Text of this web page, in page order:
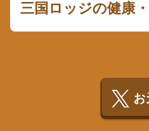
三国ロッジの健康